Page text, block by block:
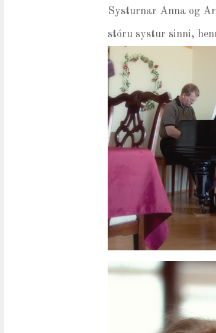
Systurnar Anna og
stóru systur sinni,